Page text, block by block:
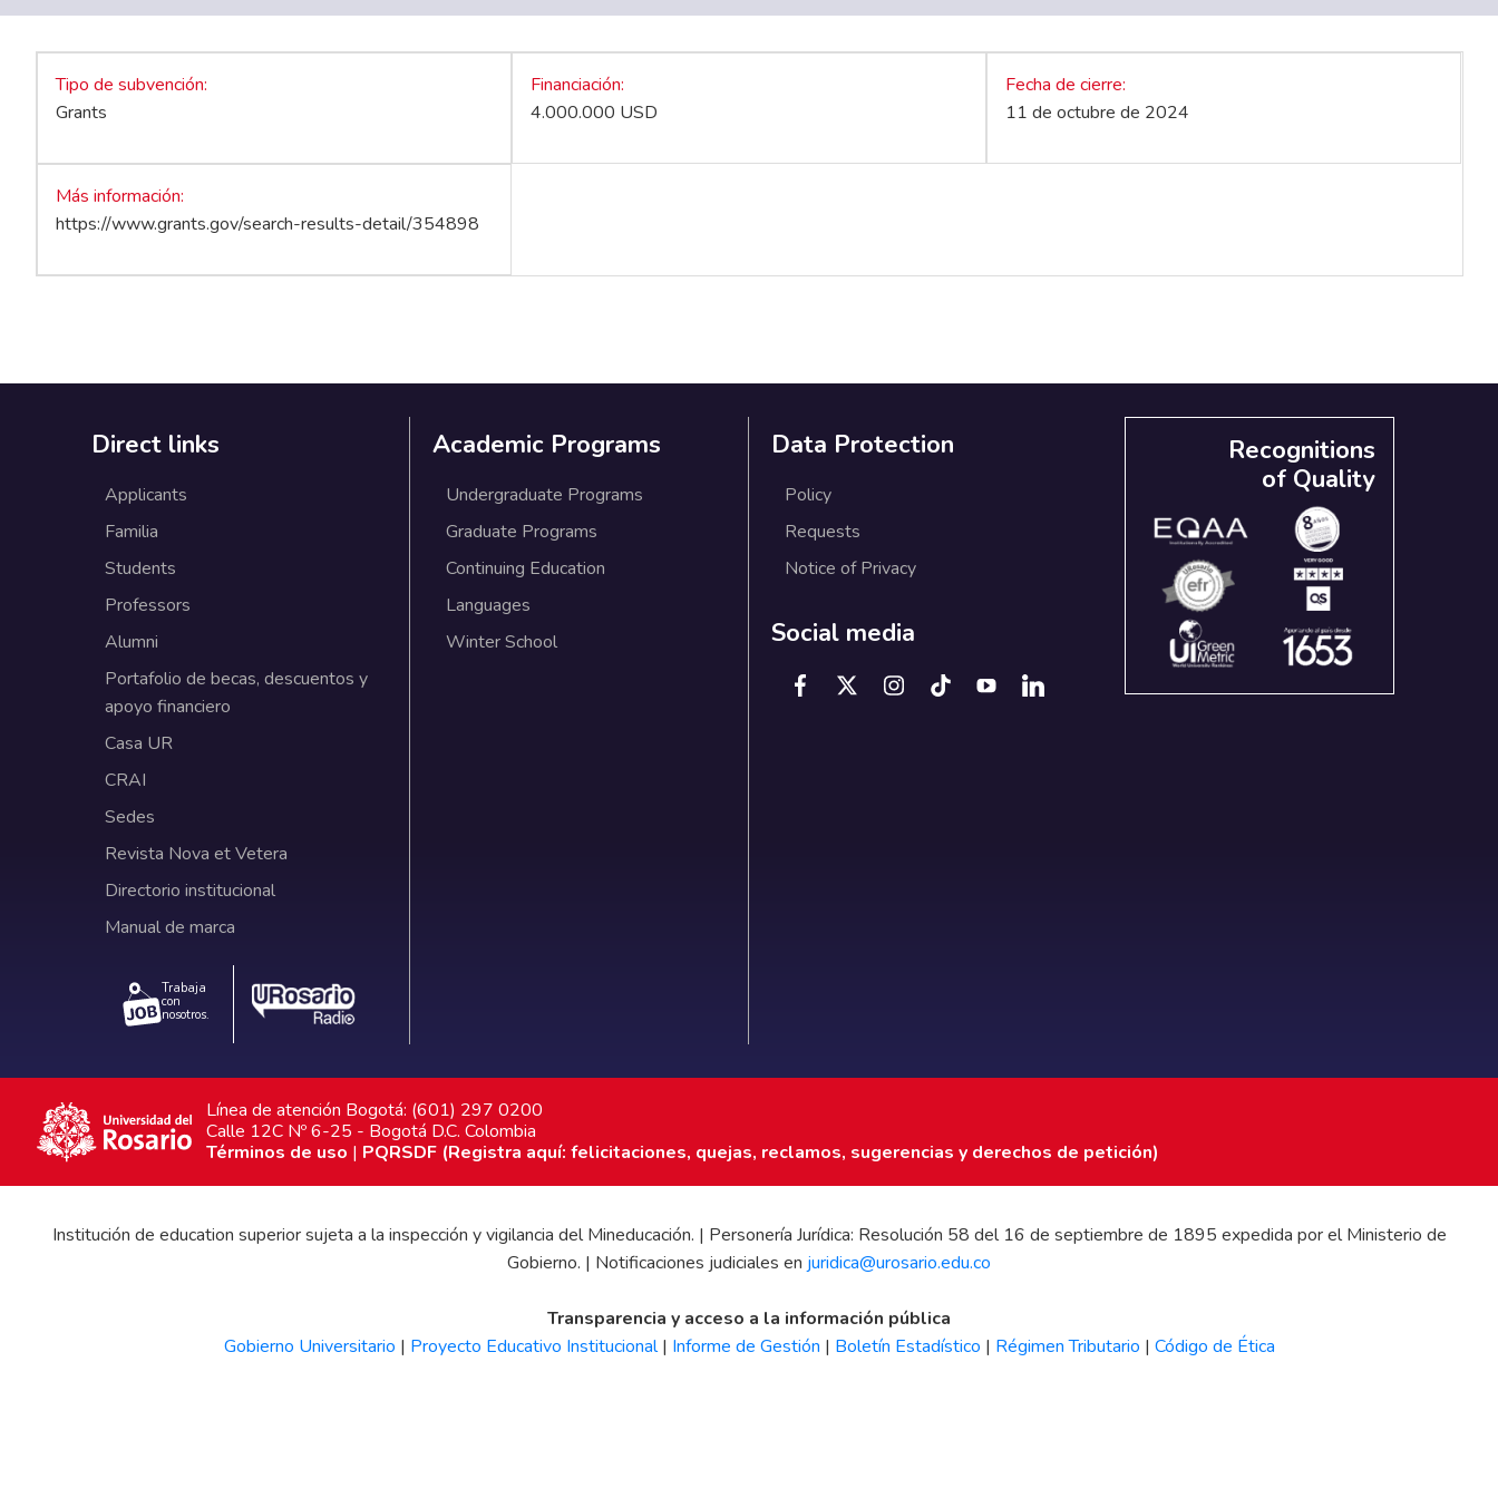
Tipo de subvención
Grants
Financiación
4.000.000 USD
Fecha de cierre
11 de octubre de 2024
Más información
https://www.grants.gov/search-results-detail/354898
Direct links
Applicants
Familia
Students
Professors
Alumni
Portafolio de becas, descuentos y
apoyo financiero
Casa UR
CRAI
Sedes
Revista Nova et Vetera
Directorio institucional
Manual de marca
Trabaja
con
nosotros.
Academic Programs
Undergraduate Programs
Graduate Programs
Continuing Education
Languages
Winter School
Data Protection
Policy
Requests
Notice of Privacy
Social media
Recognitions
of Quality
Línea de atención Bogotá: (601) 297 0200
Calle 12C Nº 6-25 - Bogotá D.C. Colombia
Términos de uso | PQRSDF (Registra aquí: felicitaciones, quejas, reclamos, sugerencias y derechos de petición)
Institución de education superior sujeta a la inspección y vigilancia del Mineducación. | Personería Jurídica: Resolución 58 del 16 de septiembre de 1895 expedida por el Ministerio de
Gobierno. | Notificaciones judiciales en juridica@urosario.edu.co
Transparencia y acceso a la información pública
Gobierno Universitario | Proyecto Educativo Institucional| Informe de Gestión | Boletín Estadístico | Régimen Tributario | Código de Ética